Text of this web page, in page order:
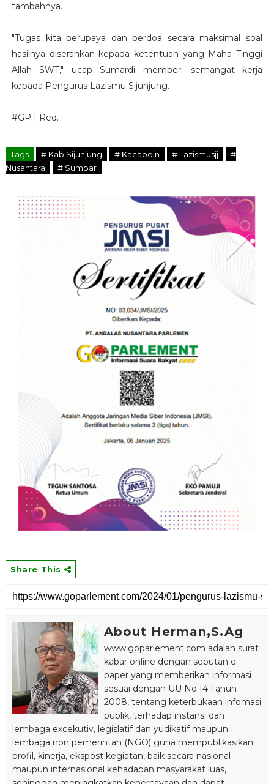
tambahnya.
"Tugas kita berupaya dan berdoa secara maksimal soal
hasilnya diserahkan kepada ketentuan yang Maha Tinggi
Allah SWT," ucap Sumardi memberi semangat kerja
kepada Pengurus Lazismu Sijunjung.
#GP | Red.
Tags # Kab Sijunjung # Kacabdin # Lazismusjj
#
Nusantara
# Sumbar
Share This
About Herman,S.Ag
www.goparlement.com adalah surat
kabar online dengan sebutan e-
paper yang memberikan informasi
sesuai dengan UU No.14 Tahun
2008, tentang keterbukaan infomasi
publik, terhadap instansi dan
lembaga excekutiv, legislatif dan yudikatif maupun
lembaga non pemerintah (NGO) guna mempublikasikan
profil, kinerja, ekspost kegiatan, baik secara nasional
maupun internasional kehadapan masyarakat luas,